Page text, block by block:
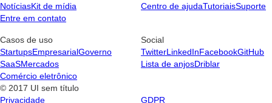
NotíciasKit de mídia
Entre em contato
Centro de ajudaTutoriaisSuporte
Casos de uso
StartupsEmpresarialGoverno
SaaSMercados
Comércio eletrônico
Social
TwitterLinkedInFacebookGitHub
Lista de anjosDriblar
© 2017 UI sem título
Privacidade
GDPR